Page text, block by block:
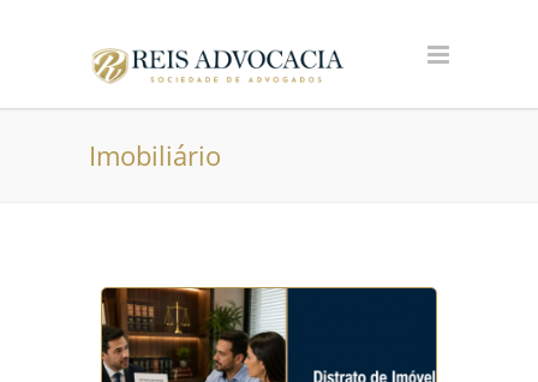
Imobiliário